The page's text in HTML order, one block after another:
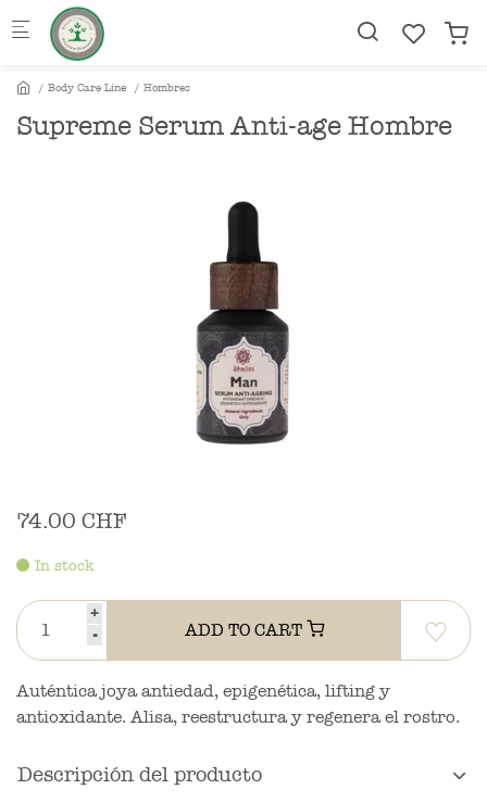
Skip to main content
Body Care Line Hombres
Supreme Serum Anti-age Hombre
74.00 CHF
In stock
+
-
ADD TO CART
Auténtica joya antiedad, epigenética, lifting y
antioxidante. Alisa, reestructura y regenera el rostro.
Descripción del producto